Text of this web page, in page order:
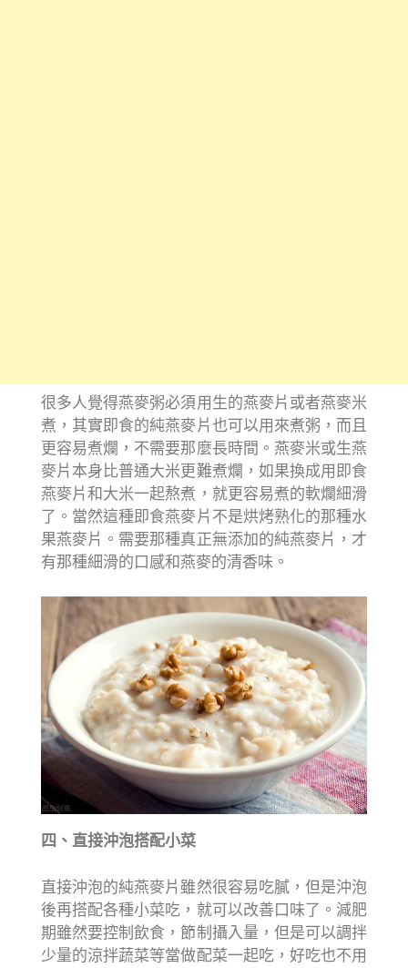
很多人覺得燕麥粥必須用生的燕麥片或者燕麥米
煮，其實即食的純燕麥片也可以用來煮粥，而且
更容易煮爛，不需要那麼長時間。燕麥米或生燕
麥片本身比普通大米更難煮爛，如果換成用即食
燕麥片和大米一起熬煮，就更容易煮的軟爛細滑
了。當然這種即食燕麥片不是烘烤熟化的那種水
果燕麥片。需要那種真正無添加的純燕麥片，才
有那種細滑的口感和燕麥的清香味。
四、直接沖泡搭配小菜
直接沖泡的純燕麥片雖然很容易吃膩，但是沖泡
後再搭配各種小菜吃，就可以改善口味了。減肥
期雖然要控制飲食，節制攝入量，但是可以調拌
少量的涼拌蔬菜等當做配菜一起吃，好吃也不用